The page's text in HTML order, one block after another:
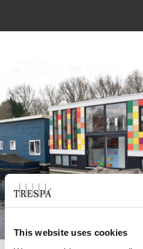
This website uses cookies